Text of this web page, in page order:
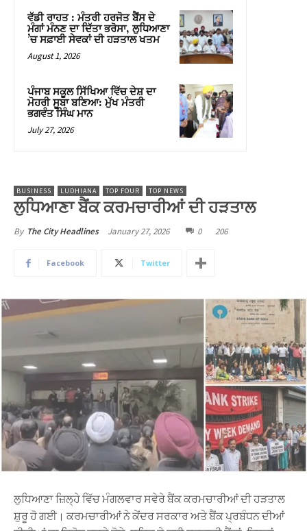
ਵੱਡੀ ਰਾਹਤ : ਮੰਤਰੀ ਹਰਜੋਤ ਬੈਂਸ ਦੇ
ਮੰਗਾਂ ਮੰਨਣ ਦਾ ਦਿੱਤਾ ਭਰੋਸਾ, ਲੁਧਿਆਣਾ
’ਚ ਸਫ਼ਾਈ ਸੇਵਕਾਂ ਦੀ ਹੜਤਾਲ ਖਤਮ
August 1, 2026
ਪੰਜਾਬ ਸਕੂਲ ਸਿੱਖਿਆ ਵਿੱਚ ਦੇਸ਼ ਦਾ
ਮੋਹਰੀ ਸੂਬਾ ਬਣਿਆ: ਮੁੱਖ ਮੰਤਰੀ
ਭਗਵੰਤ ਸਿੰਘ ਮਾਨ
July 27, 2026